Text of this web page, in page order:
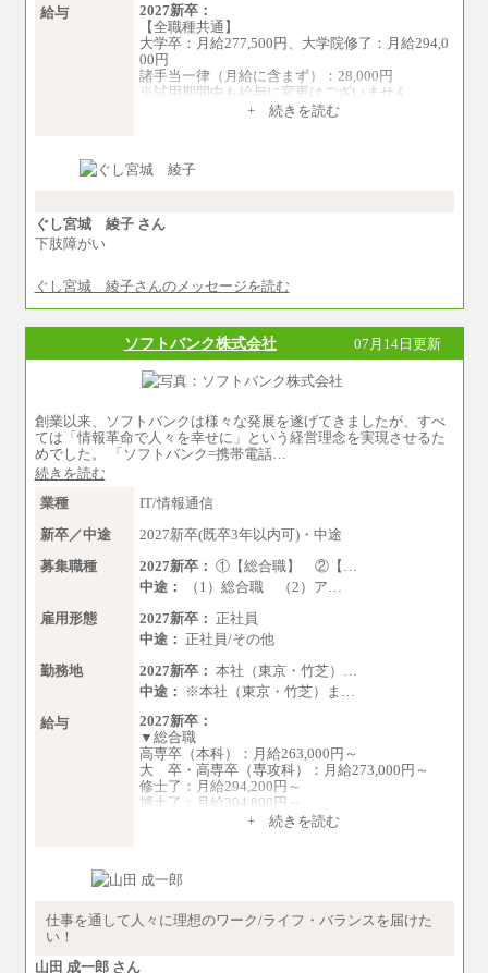
給与
2027新卒：
【全職種共通】
大学卒：月給277,500円、大学院修了：月給294,0
00円
諸手当一律（月給に含まず）：28,000円
※試用期間中も給与に変更はございません
定します。
などの各種手当を含む金額です）
+ 続きを読む
ぐし宮城 綾子 さん
下肢障がい
ぐし宮城 綾子さんのメッセージを読む
ソフトバンク株式会社 07月14日更新
創業以来、ソフトバンクは様々な発展を遂げてきましたが、すべ
ては「情報革命で人々を幸せに」という経営理念を実現させるた
めでした。 「ソフトバンク=携帯電話…
続きを読む
業種
IT/情報通信
新卒／中途
2027新卒(既卒3年以内可)・中途
募集職種
2027新卒： ①【総合職】 ②【…
中途：
（1）総合職 （2）ア…
雇用形態
2027新卒： 正社員
中途： 正社員/その他
勤務地
2027新卒： 本社（東京・竹芝）…
中途：
※本社（東京・竹芝）ま…
給与
2027新卒：
▼総合職
高専卒（本科）：月給263,000円～
大 卒・高専卒（専攻科）：月給273,000円～
修士了：月給294,200円～
博士了：月給304,800円～
ず個別設定することがあります
▼アソシエイト職
全職種2025年度実績
+ 続きを読む
仕事を通して人々に理想のワーク/ライフ・バランスを届けた
い！
山田 成一郎 さん